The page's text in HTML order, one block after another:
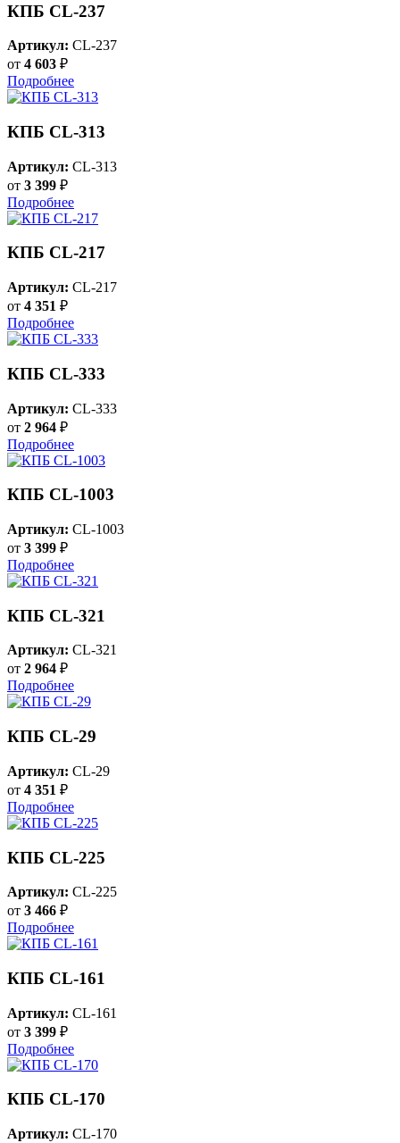
КПБ CL-237
Артикул: CL-237
от 4 603 ₽
Подробнее
КПБ CL-313
Артикул: CL-313
от 3 399 ₽
Подробнее
КПБ CL-217
Артикул: CL-217
от 4 351 ₽
Подробнее
КПБ CL-333
Артикул: CL-333
от 2 964 ₽
Подробнее
КПБ CL-1003
Артикул: CL-1003
от 3 399 ₽
Подробнее
КПБ CL-321
Артикул: CL-321
от 2 964 ₽
Подробнее
КПБ CL-29
Артикул: CL-29
от 4 351 ₽
Подробнее
КПБ CL-225
Артикул: CL-225
от 3 466 ₽
Подробнее
КПБ CL-161
Артикул: CL-161
от 3 399 ₽
Подробнее
КПБ CL-170
Артикул: CL-170